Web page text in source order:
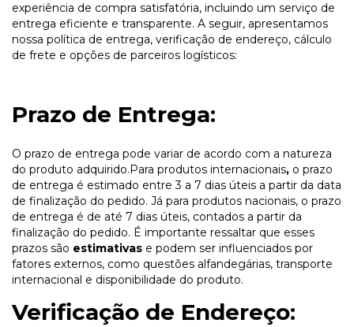
experiência de compra satisfatória, incluindo um serviço de
entrega eficiente e transparente. A seguir, apresentamos
nossa política de entrega, verificação de endereço, cálculo
de frete e opções de parceiros logísticos:
Prazo de Entrega:
O prazo de entrega pode variar de acordo com a natureza
do produto adquirido.Para produtos internacionais, o prazo
de entrega é estimado entre 3 a 7 dias úteis a partir da data
de finalização do pedido. Já para produtos nacionais, o prazo
de entrega é de até 7 dias úteis, contados a partir da
finalização do pedido. É importante ressaltar que esses
prazos são estimativas e podem ser influenciados por
fatores externos, como questões alfandegárias, transporte
internacional e disponibilidade do produto.
Verificação de Endereço: